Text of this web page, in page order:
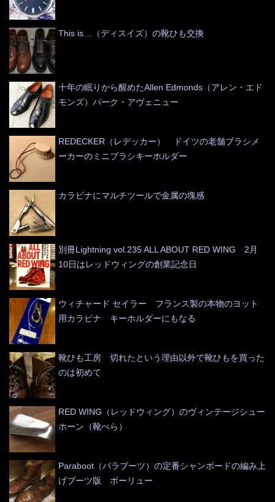
This is…（ディスイズ）の靴ひも交換
十年の眠りから醒めたAllen Edmonds（アレン・エド
モンズ）パーク・アヴェニュー
REDECKER（レデッカー） ドイツの老舗ブラシメ
ーカーのミニブラシキーホルダー
カラビナにマルチツールで金属の塊感
別冊Lightning vol.235 ALL ABOUT RED WING 2月
10日はレッドウィングの創業記念日
ウィチャード セイラー フランス製の本物のヨット
用カラビナ キーホルダーにもなる
靴ひも工房 切れたという理由以外で靴ひもを買った
のは初めて
RED WING（レッドウィング）のヴィンテージシュー
ホーン（靴べら）
Paraboot（パラブーツ）の定番シャンボードの編み上
げブーツ版 ボーリュー